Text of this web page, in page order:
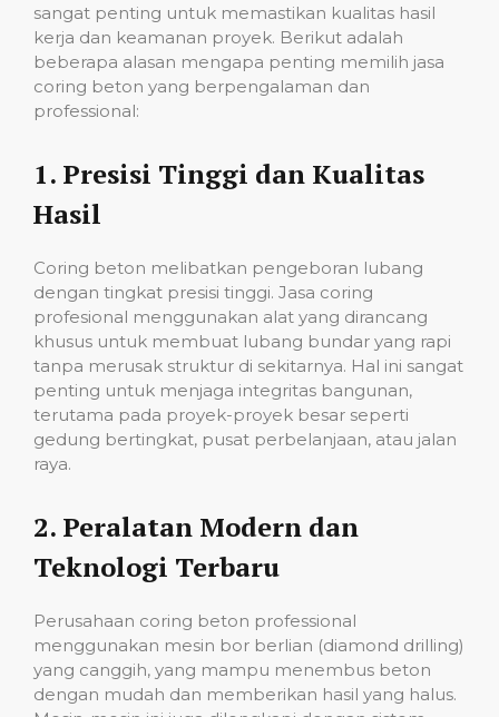
sangat penting untuk memastikan kualitas hasil
kerja dan keamanan proyek. Berikut adalah
beberapa alasan mengapa penting memilih jasa
coring beton yang berpengalaman dan
professional:
1. Presisi Tinggi dan Kualitas
Hasil
Coring beton melibatkan pengeboran lubang
dengan tingkat presisi tinggi. Jasa coring
profesional menggunakan alat yang dirancang
khusus untuk membuat lubang bundar yang rapi
tanpa merusak struktur di sekitarnya. Hal ini sangat
penting untuk menjaga integritas bangunan,
terutama pada proyek-proyek besar seperti
gedung bertingkat, pusat perbelanjaan, atau jalan
raya.
2. Peralatan Modern dan
Teknologi Terbaru
Perusahaan coring beton professional
menggunakan mesin bor berlian (diamond drilling)
yang canggih, yang mampu menembus beton
dengan mudah dan memberikan hasil yang halus.